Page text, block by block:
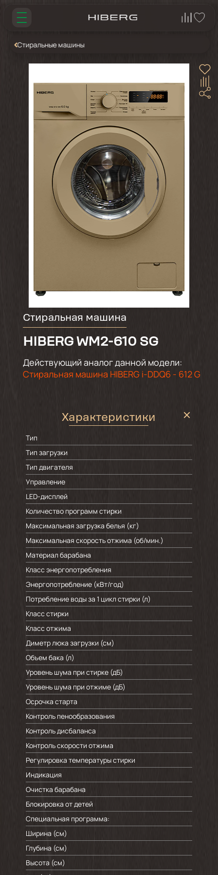
Стиральные машины
Стиральная машина
HIBERG WM2-610 SG
Действующий аналог данной модели:
Стиральная машина HIBERG i-DDQ6 - 612 G
Характеристики
Тип
Тип загрузки
Тип двигателя
Управление
LED-дисплей
Количество программ стирки
Максимальная загрузка белья (кг)
Максимальная скорость отжима (об/мин.)
Материал барабана
Класс энергопотребления
Энергопотребление (кВт/год)
Потребление воды за 1 цикл стирки (л)
Класс стирки
Класс отжима
Диметр люка загрузки (см)
Объем бака (л)
Уровень шума при стирке (дБ)
Уровень шума при отжиме (дБ)
Осрочка старта
Контроль пенообразования
Контроль дисбаланса
Контроль скорости отжима
Регулировка температуры стирки
Индикация
Очистка барабана
Блокировка от детей
Специальная программа:
Ширина (см)
Глубина (см)
Высота (см)